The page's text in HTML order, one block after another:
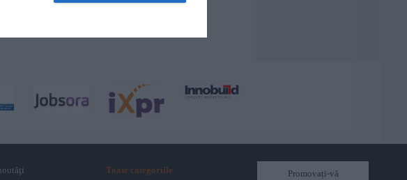
Toate categoriile
Promovați-vă